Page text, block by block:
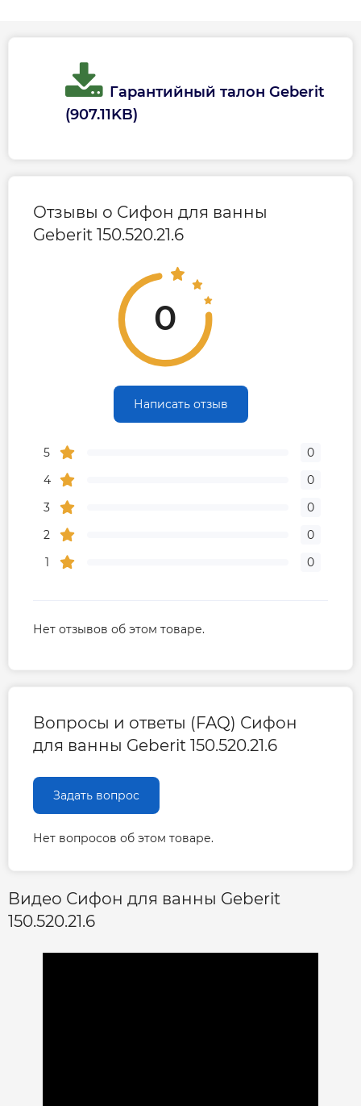
Гарантийный талон Geberit
(907.11KB)
Отзывы о Сифон для ванны
Geberit 150.520.21.6
0
Написать отзыв
5
0
4
0
3
0
2
0
1
0
Нет отзывов об этом товаре.
Вопросы и ответы (FAQ) Сифон
для ванны Geberit 150.520.21.6
Задать вопрос
Нет вопросов об этом товаре.
Видео Сифон для ванны Geberit
150.520.21.6